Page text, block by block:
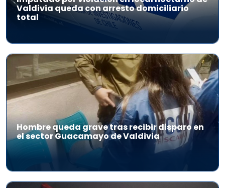
Valdivia queda con arresto domiciliario
total
Hombre queda grave tras recibir disparo en
el sector Guacamayo de Valdivia